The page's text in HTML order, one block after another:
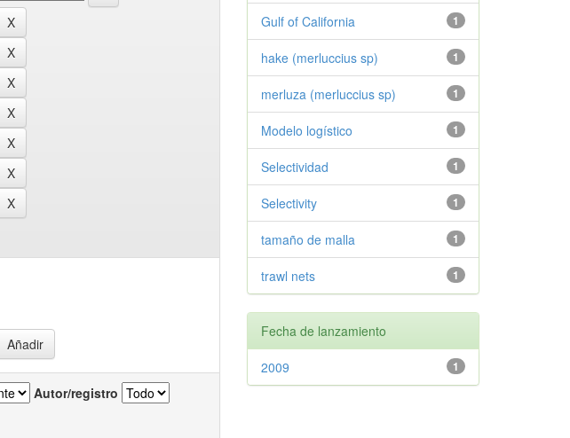
Autor/registro
1
Gulf of California
1
hake (merluccius sp)
1
merluza (merluccius sp)
1
Modelo logístico
1
Selectividad
1
Selectivity
1
tamaño de malla
1
trawl nets
Fecha de lanzamiento
1
2009